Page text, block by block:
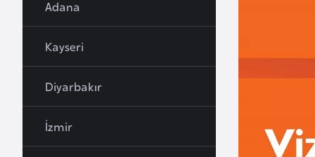
Adana
Kayseri
Diyarbakır
İzmir
c
a
n
B
r